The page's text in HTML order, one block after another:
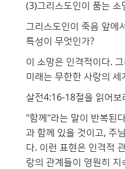
(3)그리스도인이 품는 소
그리스도인이 죽음 앞에
특성이 무엇인가?
이 소망은 인격적이다.
미래는 무한한 사랑의 세
살전4:16-18절을 읽어보
"함께"라는 말이 반복된
과 함께 있을 것이고, 주
다. 이런 표현은 인격적
랑의 관계들이 영원히 지